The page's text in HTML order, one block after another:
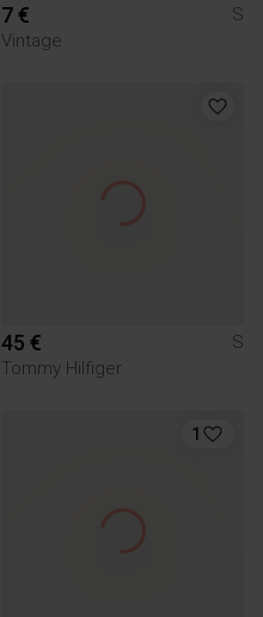
7 €
S
Vintage
45 €
S
Tommy Hilfiger
1